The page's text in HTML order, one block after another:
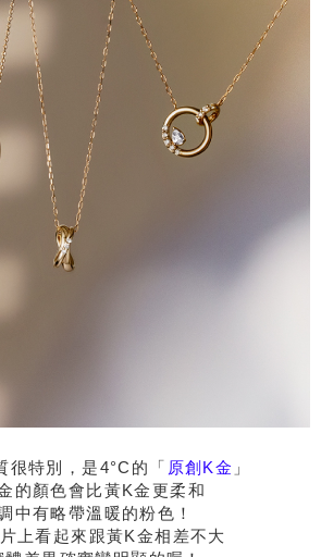
很特別，是4°C的「 原創K金 」
的顏色會比黃K金更柔和
中有略帶溫暖的粉色！
上看起來跟黃K金相差不大